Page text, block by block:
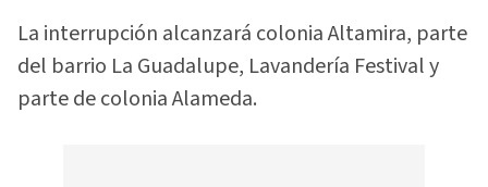
La interrupción alcanzará colonia Altamira, parte
del barrio La Guadalupe, Lavandería Festival y
parte de colonia Alameda.